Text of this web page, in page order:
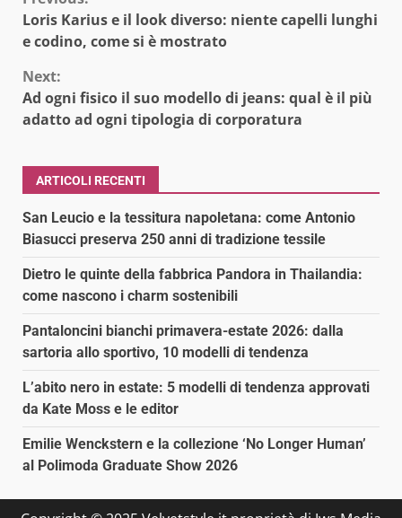
Reading
Loris Karius e il look diverso: niente capelli lunghi
e codino, come si è mostrato
Next:
Ad ogni fisico il suo modello di jeans: qual è il più
adatto ad ogni tipologia di corporatura
ARTICOLI RECENTI
San Leucio e la tessitura napoletana: come Antonio
Biasucci preserva 250 anni di tradizione tessile
Dietro le quinte della fabbrica Pandora in Thailandia:
come nascono i charm sostenibili
Pantaloncini bianchi primavera-estate 2026: dalla
sartoria allo sportivo, 10 modelli di tendenza
L’abito nero in estate: 5 modelli di tendenza approvati
da Kate Moss e le editor
Emilie Wenckstern e la collezione ‘No Longer Human’
al Polimoda Graduate Show 2026